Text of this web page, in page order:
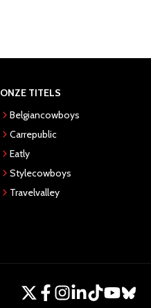
ONZE TITELS
Belgiancowboys
Carrepublic
Eatly
Stylecowboys
Travelvalley